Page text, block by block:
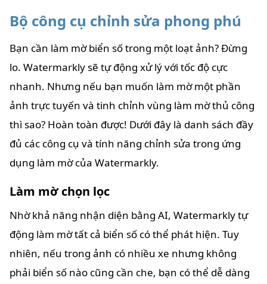
Bộ công cụ chỉnh sửa phong phú
Bạn cần làm mờ biển số trong một loạt ảnh? Đừng
lo. Watermarkly sẽ tự động xử lý với tốc độ cực
nhanh. Nhưng nếu bạn muốn làm mờ một phần
ảnh trực tuyến và tinh chỉnh vùng làm mờ thủ công
thì sao? Hoàn toàn được! Dưới đây là danh sách đầy
đủ các công cụ và tính năng chỉnh sửa trong ứng
dụng làm mờ của Watermarkly.
Làm mờ chọn lọc
Nhờ khả năng nhận diện bằng AI, Watermarkly tự
động làm mờ tất cả biển số có thể phát hiện. Tuy
nhiên, nếu trong ảnh có nhiều xe nhưng không
phải biển số nào cũng cần che, bạn có thể dễ dàng